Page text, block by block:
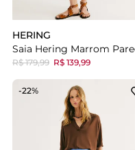
HERING
R$ 179,99 R$ 139,99
-22%